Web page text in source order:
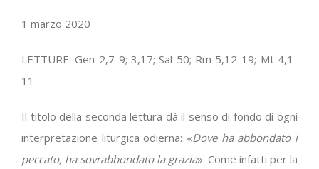
1 marzo 2020
LETTURE: Gen 2,7-9; 3,17; Sal 50; Rm 5,12-19; Mt 4,1-
11
Il titolo della seconda lettura dà il senso di fondo di ogni
interpretazione liturgica odierna: «Dove ha abbondato i
peccato, ha sovrabbondato la grazia». Come infatti per la